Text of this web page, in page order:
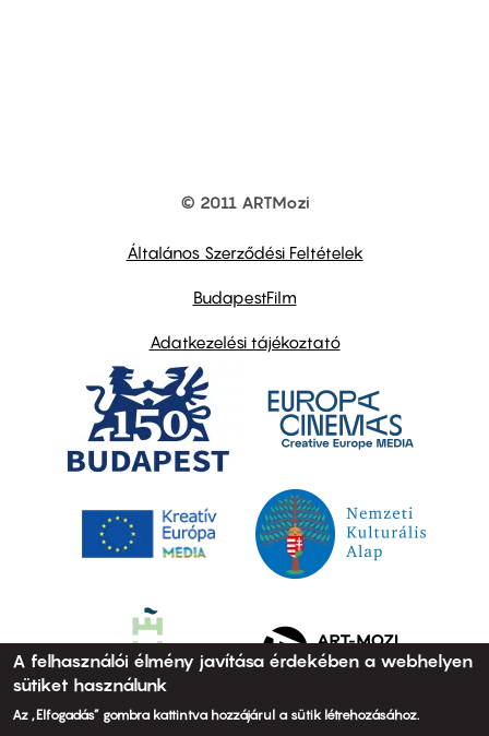
© 2011 ARTMozi
Általános Szerződési Feltételek
BudapestFilm
Adatkezelési tájékoztató
A felhasználói élmény javítása érdekében a webhelyen
sütiket használunk
Az „Elfogadás” gombra kattintva hozzájárul a sütik létrehozásához.